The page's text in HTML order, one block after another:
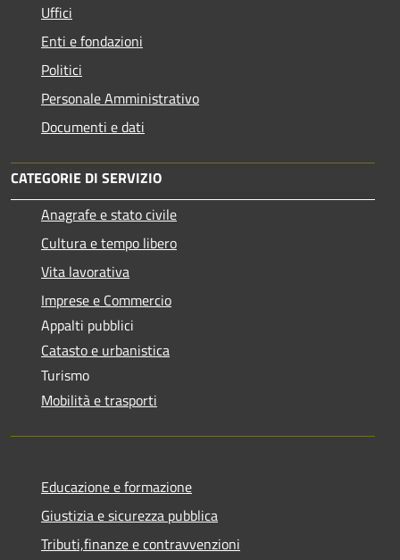
Uffici
Enti e fondazioni
Politici
Personale Amministrativo
Documenti e dati
CATEGORIE DI SERVIZIO
Anagrafe e stato civile
Cultura e tempo libero
Vita lavorativa
Imprese e Commercio
Appalti pubblici
Catasto e urbanistica
Turismo
Mobilità e trasporti
Educazione e formazione
Giustizia e sicurezza pubblica
Tributi,finanze e contravvenzioni